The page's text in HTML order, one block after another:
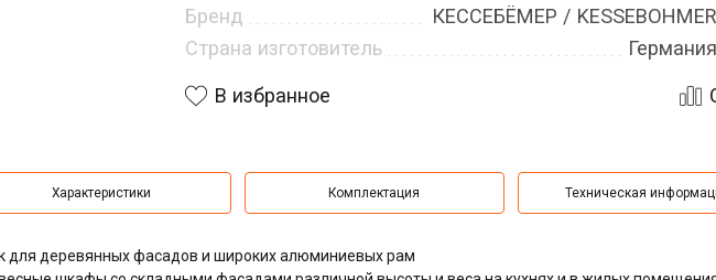
Бренд
КЕССЕБЁМЕР / KESSEBOHMER
Страна изготовитель
Германия
В избранное
Характеристики Комплектация Техническая
деревянных фасадов и широких алюминиевых рам